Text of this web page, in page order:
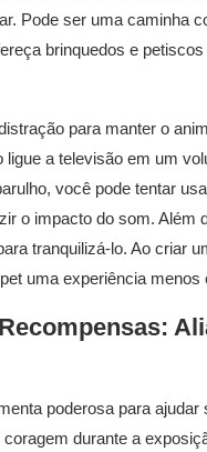
Pode ser uma caminha
brinquedos e
para manter o
ligue a televisão em um
você pode tentar
o impacto do som.
tranquilizá-lo. Ao criar
uma experiência
poderosa para ajudar
durante a